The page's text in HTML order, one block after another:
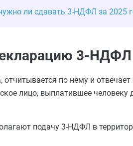
ли сдавать 3-НДФЛ за 2025
3-НДФЛ
по нему и
лицо, выплатившее человеку
подачу 3-НДФЛ в